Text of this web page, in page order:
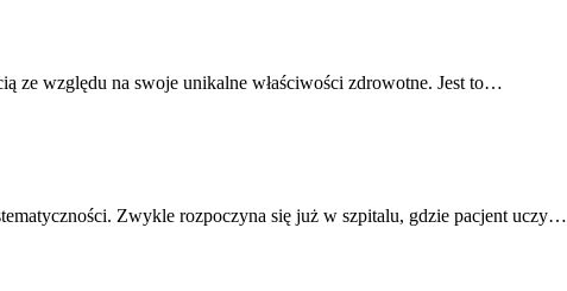
ze względu na swoje unikalne właściwości zdrowotne. Jest to…
Zwykle rozpoczyna się już w szpitalu, gdzie pacjent uczy…